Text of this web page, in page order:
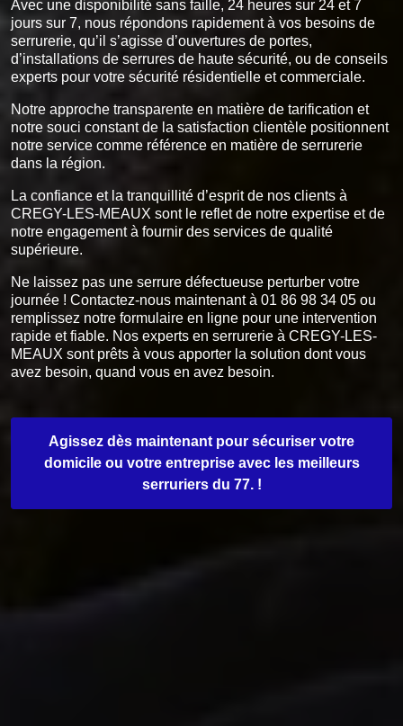
Avec une disponibilité sans faille, 24 heures sur 24 et 7
jours sur 7, nous répondons rapidement à vos besoins de
serrurerie, qu’il s’agisse d’ouvertures de portes,
d’installations de serrures de haute sécurité, ou de conseils
experts pour votre sécurité résidentielle et commerciale.
Notre approche transparente en matière de tarification et
notre souci constant de la satisfaction clientèle positionnent
notre service comme référence en matière de serrurerie
dans la région.
La confiance et la tranquillité d’esprit de nos clients à
CREGY-LES-MEAUX sont le reflet de notre expertise et de
notre engagement à fournir des services de qualité
supérieure.
Ne laissez pas une serrure défectueuse perturber votre
journée ! Contactez-nous maintenant à 01 86 98 34 05 ou
remplissez notre formulaire en ligne pour une intervention
rapide et fiable. Nos experts en serrurerie à CREGY-LES-
MEAUX sont prêts à vous apporter la solution dont vous
avez besoin, quand vous en avez besoin.
Agissez dès maintenant pour sécuriser votre
domicile ou votre entreprise avec les meilleurs
serruriers du 77. !